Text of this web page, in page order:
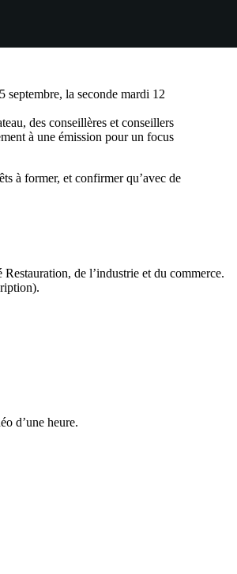
septembre, la seconde mardi 12
des conseillères et conseillers
à une émission pour un focus
à former, et confirmer qu’avec de
de l’industrie et du commerce.
d’une heure.